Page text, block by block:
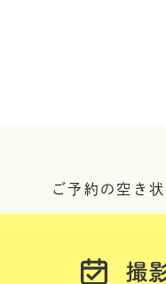
ご予約の空き
撮影